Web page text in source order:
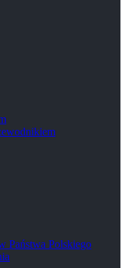
Państwa Polskiego